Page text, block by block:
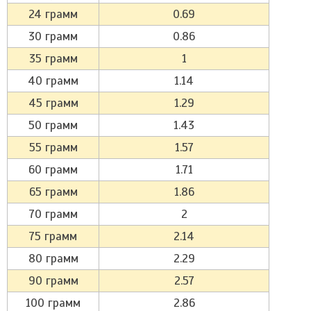
24 грамм
0.69
30 грамм
0.86
35 грамм
1
40 грамм
1.14
45 грамм
1.29
50 грамм
1.43
55 грамм
1.57
60 грамм
1.71
65 грамм
1.86
70 грамм
2
75 грамм
2.14
80 грамм
2.29
90 грамм
2.57
100 грамм
2.86